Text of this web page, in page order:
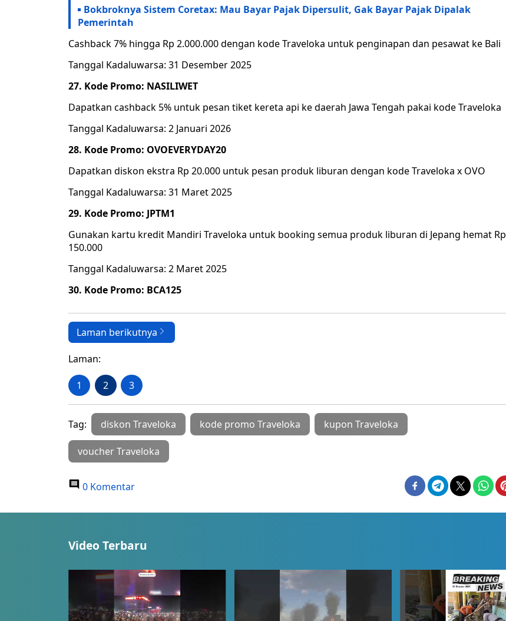
Bokbroknya Sistem Coretax: Mau Bayar Pajak Dipersulit, Gak Bayar Pajak Dipalak
Pemerintah
Cashback 7% hingga Rp 2.000.000 dengan kode Traveloka untuk penginapan dan pesawat ke Bali
Tanggal Kadaluwarsa: 31 Desember 2025
27. Kode Promo: NASILIWET
Dapatkan cashback 5% untuk pesan tiket kereta api ke daerah Jawa Tengah pakai kode Traveloka
Tanggal Kadaluwarsa: 2 Januari 2026
28. Kode Promo: OVOEVERYDAY20
Dapatkan diskon ekstra Rp 20.000 untuk pesan produk liburan dengan kode Traveloka x OVO
Tanggal Kadaluwarsa: 31 Maret 2025
29. Kode Promo: JPTM1
Gunakan kartu kredit Mandiri Traveloka untuk booking semua produk liburan di Jepang hemat Rp
150.000
Tanggal Kadaluwarsa: 2 Maret 2025
30. Kode Promo: BCA125
Laman berikutnya
Laman:
1 2 3
Tag: diskon Traveloka kode promo Traveloka kupon Traveloka
voucher Traveloka
0 Komentar
Video Terbaru